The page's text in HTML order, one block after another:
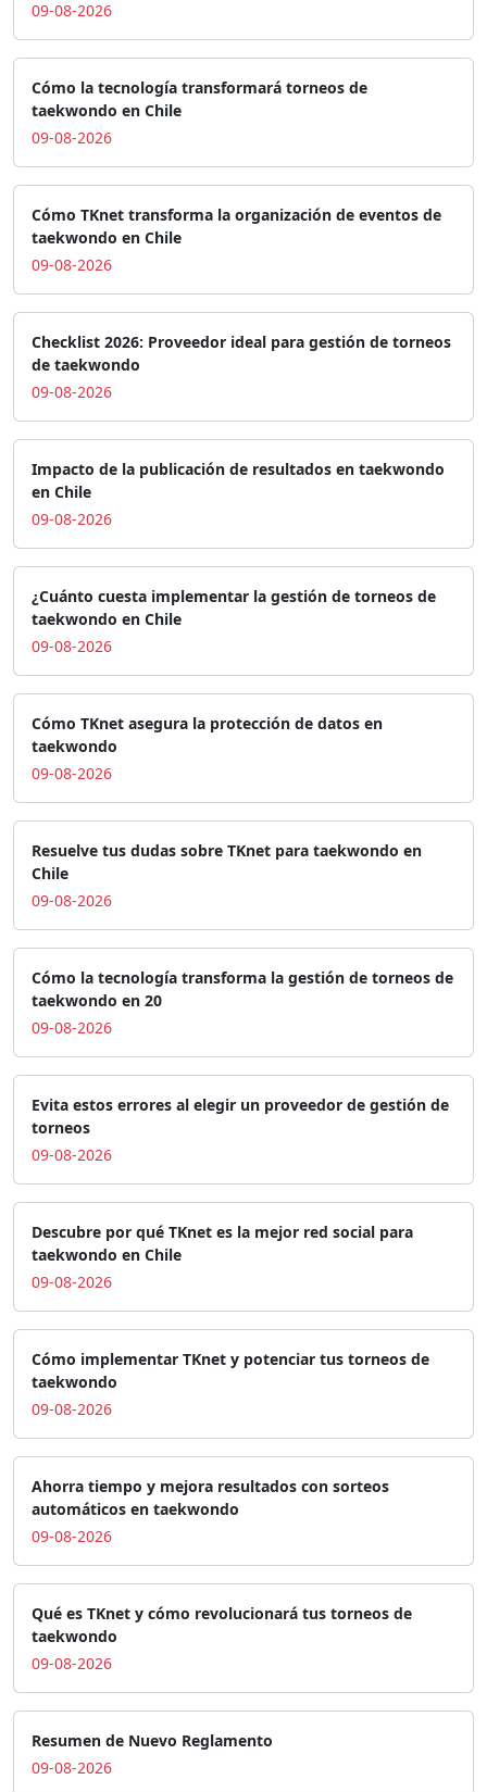
09-08-2026
Cómo la tecnología transformará torneos de
taekwondo en Chile
09-08-2026
Cómo TKnet transforma la organización de eventos de
taekwondo en Chile
09-08-2026
Checklist 2026: Proveedor ideal para gestión de torneos
de taekwondo
09-08-2026
Impacto de la publicación de resultados en taekwondo
en Chile
09-08-2026
¿Cuánto cuesta implementar la gestión de torneos de
taekwondo en Chile
09-08-2026
Cómo TKnet asegura la protección de datos en
taekwondo
09-08-2026
Resuelve tus dudas sobre TKnet para taekwondo en
Chile
09-08-2026
Cómo la tecnología transforma la gestión de torneos de
taekwondo en 20
09-08-2026
Evita estos errores al elegir un proveedor de gestión de
torneos
09-08-2026
Descubre por qué TKnet es la mejor red social para
taekwondo en Chile
09-08-2026
Cómo implementar TKnet y potenciar tus torneos de
taekwondo
09-08-2026
Ahorra tiempo y mejora resultados con sorteos
automáticos en taekwondo
09-08-2026
Qué es TKnet y cómo revolucionará tus torneos de
taekwondo
09-08-2026
Resumen de Nuevo Reglamento
09-08-2026